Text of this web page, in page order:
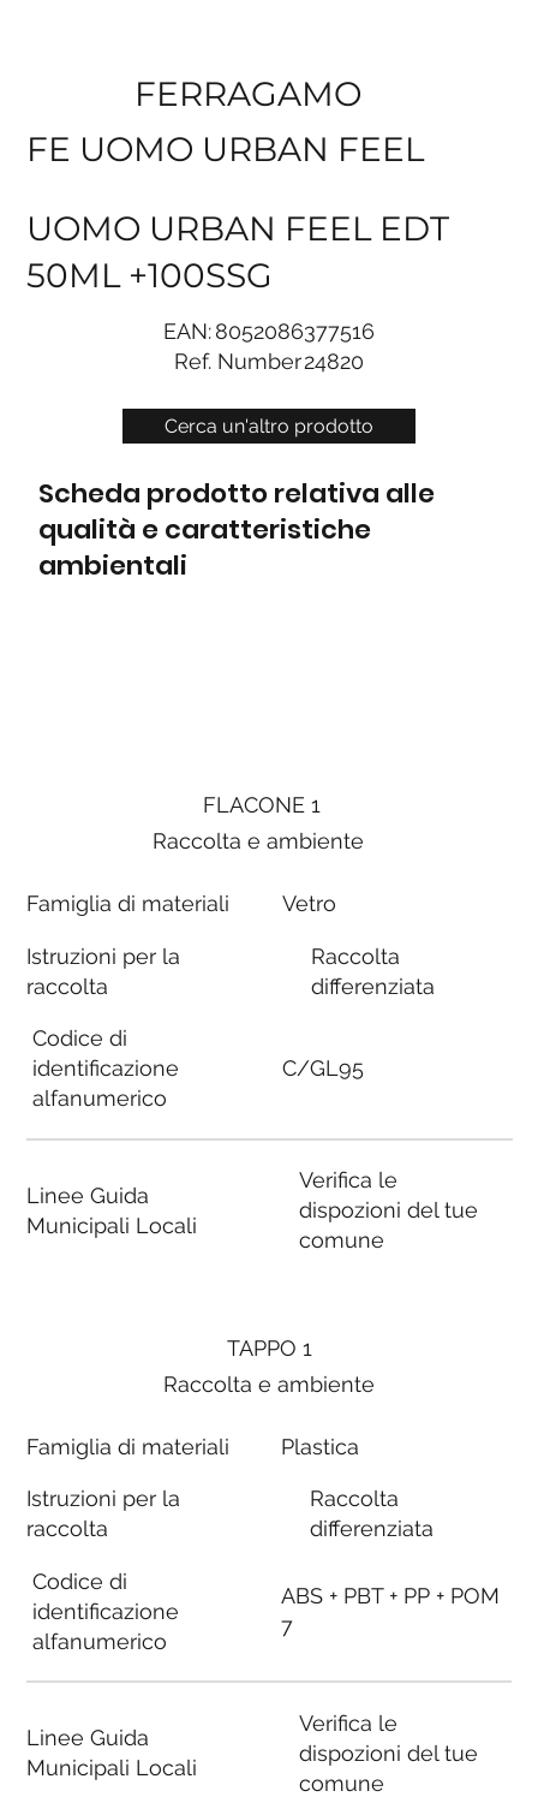
Cerca un'altro prodotto
FERRAGAMO
FE UOMO URBAN FEEL
UOMO URBAN FEEL EDT
50ML +100SSG
EAN:8052086377516
Ref. Number24820
Scheda prodotto relativa alle
qualità e caratteristiche
ambientali
FLACONE 1
Raccolta e ambiente
Famiglia di materiali
Istruzioni per la
raccolta
Codice di
identificazione
alfanumerico
Linee Guida
Municipali Locali
Vetro
Raccolta
differenziata
C/GL95
Verifica le
dispozioni del tue
comune
TAPPO 1
Raccolta e ambiente
Famiglia di materiali
Istruzioni per la
raccolta
Codice di
identificazione
alfanumerico
Linee Guida
Municipali Locali
Plastica
Raccolta
differenziata
ABS + PBT + PP + POM
7
Verifica le
dispozioni del tue
comune